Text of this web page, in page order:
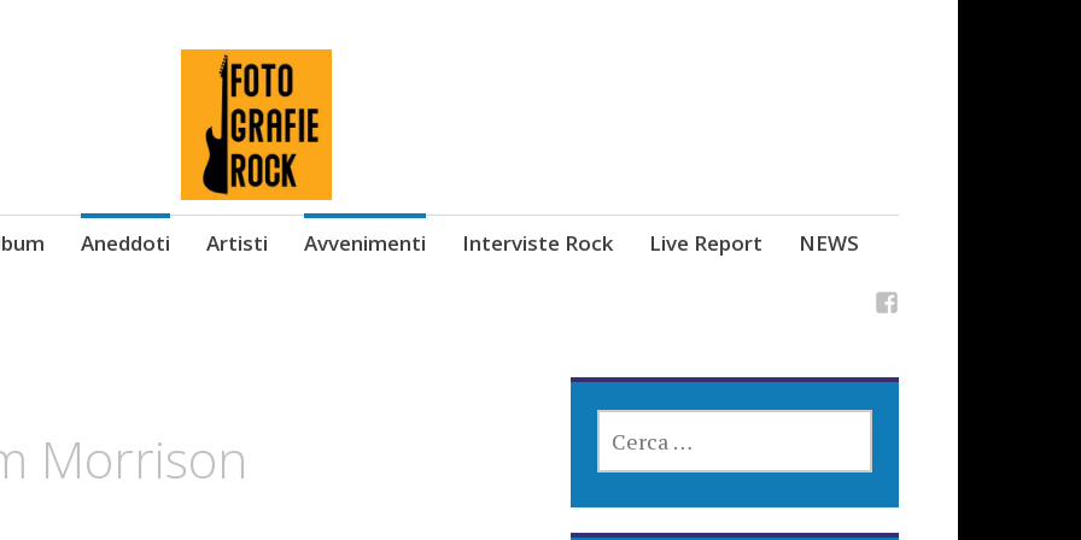
Aneddoti Artisti Avvenimenti Interviste Rock Live Report NEWS
Morrison
PER: